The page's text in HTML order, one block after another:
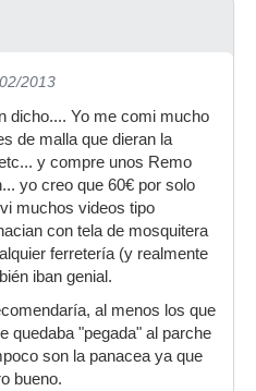
2013
dicho.... Yo me comi mucho
de malla que dieran la
y compre unos Remo
yo creo que 60€ por solo
muchos videos tipo
con tela de mosquitera
ferretería (y realmente
iban genial.
al menos los que
quedaba "pegada" al parche
son la panacea ya que
bueno.